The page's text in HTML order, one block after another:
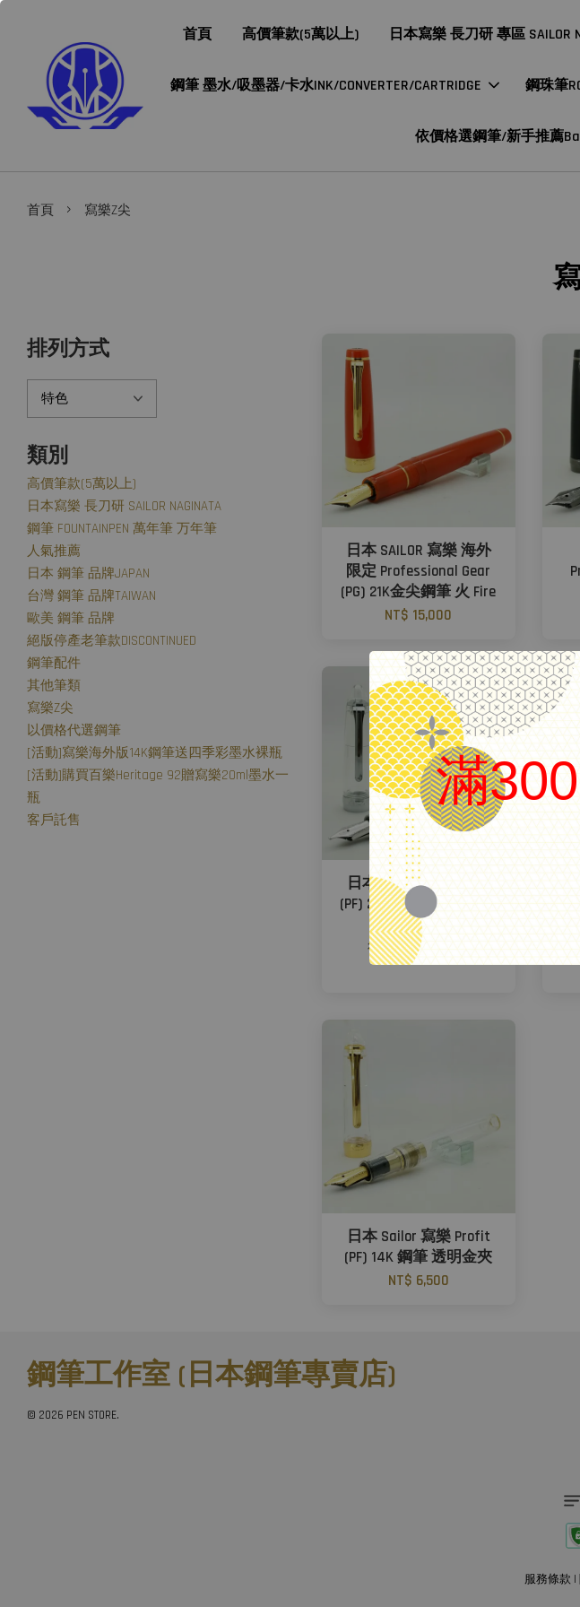
滿
首頁 高價筆款(5萬以上) 日本寫樂 長刀研 專區 SAILOR
鋼筆 墨水/吸墨器/卡水INK/CONVERTER/CARTRIDGE 鋼珠筆
依價格選鋼筆/新手推薦
首頁 › 寫樂Z尖
排列方式
類別
高價筆款(5萬以上)
日本寫樂 長刀研 SAILOR NAGINATA
鋼筆 FOUNTAINPEN 萬年筆 万年筆
人氣推薦
日本 鋼筆 品牌JAPAN
台灣 鋼筆 品牌TAIWAN
歐美 鋼筆 品牌
絕版停產老筆款DISCONTINUED
鋼筆配件
其他筆類
寫樂Z尖
以價格代選鋼筆
[活動]寫樂海外版14K鋼筆送四季彩墨水裸瓶
[活動]購買百樂Heritage 92贈寫樂20ml墨水一
瓶
客戶託售
日本 SAILOR 寫樂 海外
限定 Professional Gear
(PG) 21K金尖鋼筆 火 Fire
NT$ 15,000
日本 Sailor 寫樂 Profit
(PF) 21K金尖 透明銀夾銀
尖 鋼筆
從NT$ 13,500 起
日本 Sailor 寫樂 Profit
(PF) 14K 鋼筆 透明金夾
NT$ 6,500
鋼筆工作室 (日本鋼筆專賣店)
© 2026 PEN STORE.
服務條款 |